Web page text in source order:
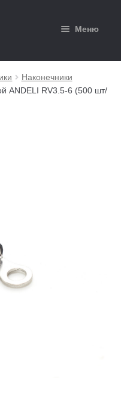
Меню
Наконечники
ANDELI RV3.5-6 (500 шт/